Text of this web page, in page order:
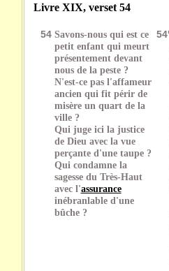
Livre XIX, verset 54
54 Savons-nous qui est ce
petit enfant qui meurt
présentement devant
nous de la peste ?
N'est-ce pas l'affameur
ancien qui fit périr de
misère un quart de la
ville ?
Qui juge ici la justice
de Dieu avec la vue
perçante d'une taupe ?
Qui condamne la
sagesse du Très-Haut
avec l'assurance
inébranlable d'une
bûche ?
54'